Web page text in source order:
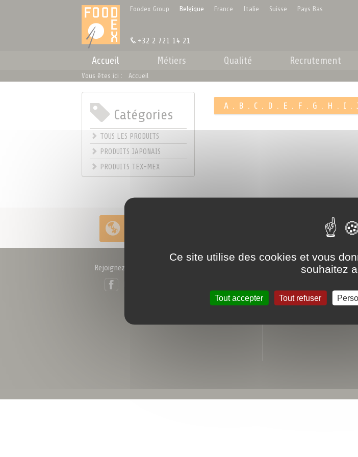
Foodex Group Belgique France Italie Suisse Pays Bas
+32 2 721 14 21
Accueil Métiers Qualité Recrutement
Vous êtes ici : Accueil
Catégories
TOUS LES PRODUITS
PRODUITS JAPONAIS
PRODUITS TEX-MEX
A . B . C . D . E . F . G . H . I .
.
Livraison
en tri-
Rejoignez-nous ! Foodex
Nos engagements
Conditions Générales
Panneau de gestion des cookies
Ce site utilise des cookies et vous
souhaitez
Tout accepter Tout refuser